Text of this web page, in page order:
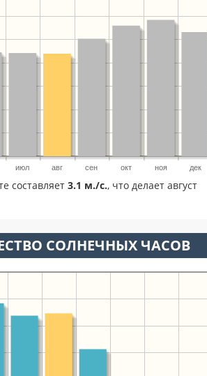
июл авг сен окт ноя дек
составляет 3.1 м./с., что делает август
СОЛНЕЧНЫХ ЧАСОВ